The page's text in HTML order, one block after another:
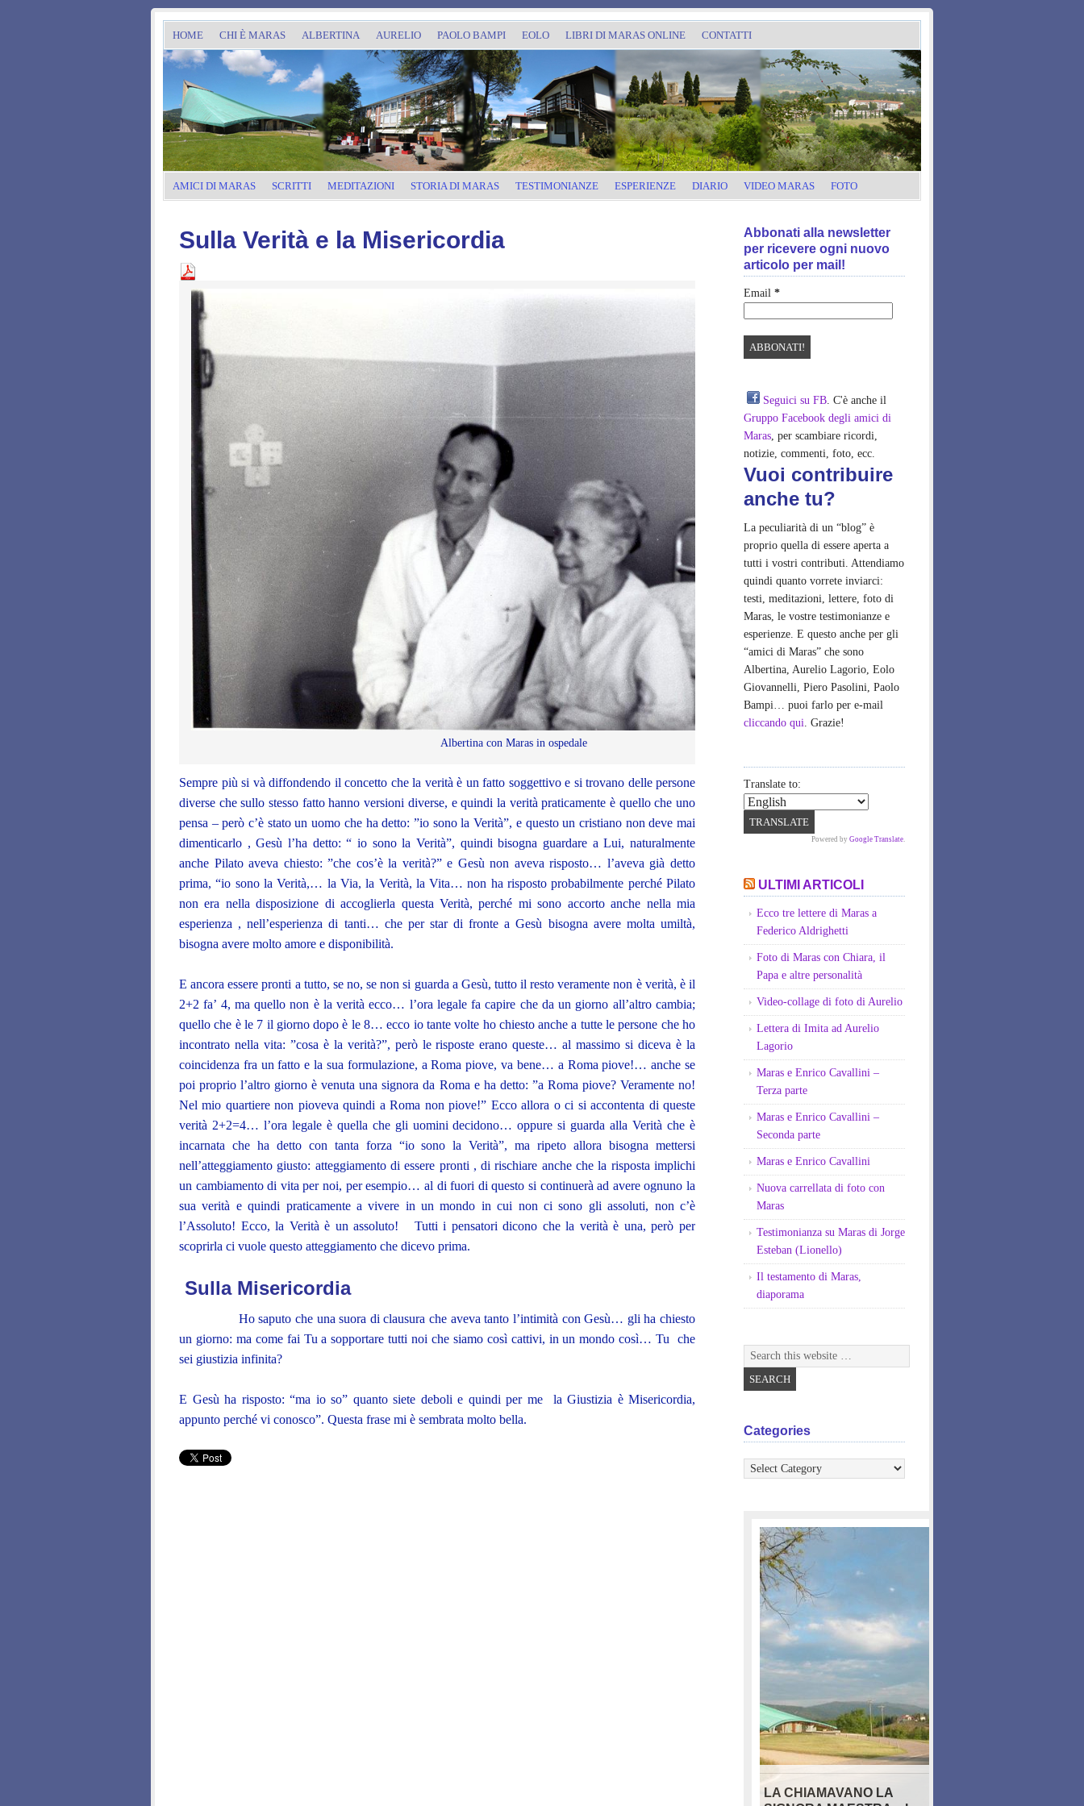
HOME CHI È MARAS ALBERTINA AURELIO PAOLO BAMPI EOLO LIBRI DI MARAS ONLINE CONTATTI
AMICI DI MARAS SCRITTI MEDITAZIONI STORIA DI MARAS TESTIMONIANZE ESPERIENZE DIARIO VIDEO MARAS FOTO
Sulla Verità e la Misericordia
Albertina con Maras in ospedale
Sempre più si và diffondendo il concetto che la verità è un fatto soggettivo e si trovano delle persone
diverse che sullo stesso fatto hanno versioni diverse, e quindi la verità praticamente è quello che uno
pensa – però c’è stato un uomo che ha detto: ”io sono la Verità”, e questo un cristiano non deve mai
dimenticarlo , Gesù l’ha detto: “ io sono la Verità”, quindi bisogna guardare a Lui, naturalmente
anche Pilato aveva chiesto: ”che cos’è la verità?” e Gesù non aveva risposto… l’aveva già detto
prima, “io sono la Verità,… la Via, la Verità, la Vita… non ha risposto probabilmente perché Pilato
non era nella disposizione di accoglierla questa Verità, perché mi sono accorto anche nella mia
esperienza , nell’esperienza di tanti… che per star di fronte a Gesù bisogna avere molta umiltà,
bisogna avere molto amore e disponibilità.
E ancora essere pronti a tutto, se no, se non si guarda a Gesù, tutto il resto veramente non è verità, è il
2+2 fa’ 4, ma quello non è la verità ecco… l’ora legale fa capire che da un giorno all’altro cambia;
quello che è le 7 il giorno dopo è le 8… ecco io tante volte ho chiesto anche a tutte le persone che ho
incontrato nella vita: ”cosa è la verità?”, però le risposte erano queste… al massimo si diceva è la
coincidenza fra un fatto e la sua formulazione, a Roma piove, va bene… a Roma piove!… anche se
poi proprio l’altro giorno è venuta una signora da Roma e ha detto: ”a Roma piove? Veramente no!
Nel mio quartiere non pioveva quindi a Roma non piove!” Ecco allora o ci si accontenta di queste
verità 2+2=4… l’ora legale è quella che gli uomini decidono… oppure si guarda alla Verità che è
incarnata che ha detto con tanta forza “io sono la Verità”, ma ripeto allora bisogna mettersi
nell’atteggiamento giusto: atteggiamento di essere pronti , di rischiare anche che la risposta implichi
un cambiamento di vita per noi, per esempio… al di fuori di questo si continuerà ad avere ognuno la
sua verità e quindi praticamente a vivere in un mondo in cui non ci sono gli assoluti, non c’è
l’Assoluto! Ecco, la Verità è un assoluto! Tutti i pensatori dicono che la verità è una, però per
scoprirla ci vuole questo atteggiamento che dicevo prima.
Sulla Misericordia
Ho saputo che una suora di clausura che aveva tanto l’intimità con Gesù… gli ha chiesto
un giorno: ma come fai Tu a sopportare tutti noi che siamo così cattivi, in un mondo così… Tu che
sei giustizia infinita?
E Gesù ha risposto: “ma io so” quanto siete deboli e quindi per me la Giustizia è Misericordia,
appunto perché vi conosco”. Questa frase mi è sembrata molto bella.
Abbonati alla newsletter
per ricevere ogni nuovo
articolo per mail!
Email *
Seguici su FB. C'è anche il
Gruppo Facebook degli amici di
Maras, per scambiare ricordi,
notizie, commenti, foto, ecc.
Vuoi contribuire
anche tu?
La peculiarità di un “blog” è
proprio quella di essere aperta a
tutti i vostri contributi. Attendiamo
quindi quanto vorrete inviarci:
testi, meditazioni, lettere, foto di
Maras, le vostre testimonianze e
esperienze. E questo anche per gli
“amici di Maras” che sono
Albertina, Aurelio Lagorio, Eolo
Giovannelli, Piero Pasolini, Paolo
Bampi… puoi farlo per e-mail
cliccando qui. Grazie!
Translate to:
Powered by Google Translate.
ULTIMI ARTICOLI
Ecco tre lettere di Maras a
Federico Aldrighetti
Foto di Maras con Chiara, il
Papa e altre personalità
Video-collage di foto di Aurelio
Lettera di Imita ad Aurelio
Lagorio
Maras e Enrico Cavallini –
Terza parte
Maras e Enrico Cavallini –
Seconda parte
Maras e Enrico Cavallini
Nuova carrellata di foto con
Maras
Testimonianza su Maras di Jorge
Esteban (Lionello)
Il testamento di Maras,
diaporama
Categories
Categories
LA CHIAMAVANO LA